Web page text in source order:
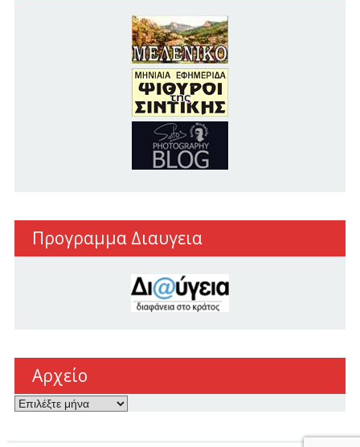
Προγραμμα Διαυγεια
Αρχείο
Αρχείο